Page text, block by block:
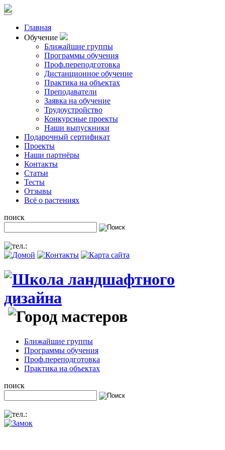
Главная
Обучение
Ближайшие группы
Программы обучения
Проф.переподготовка
Дистанционное обучение
Практика на объектах
Преподаватели
Заявка на обучение
Трудоустройство
Конкурсные проекты
Наши выпускники
Подарочный сертификат
Проекты
Наши партнёры
Контакты
Статьи
Тесты
Отзывы
Всё о растениях
поиск
Ближайшие группы
Программы обучения
Проф.переподготовка
Практика на объектах
поиск